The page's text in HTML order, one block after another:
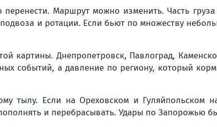
Маршрут можно изменить. Часть
и ротации. Если бьют по множеству
картины. Днепропетровск, Павлоград,
событий, а давление по региону, который
тылу. Если на Ореховском и Гуляйпольском
и перебрасывать. Удары по Запорожью